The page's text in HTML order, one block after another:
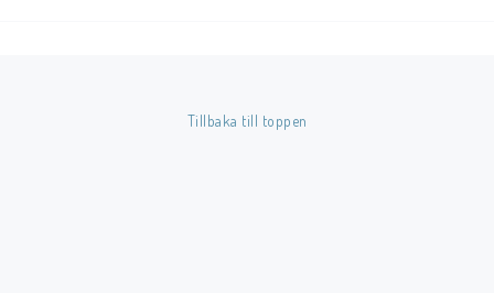
Tillbaka till toppen